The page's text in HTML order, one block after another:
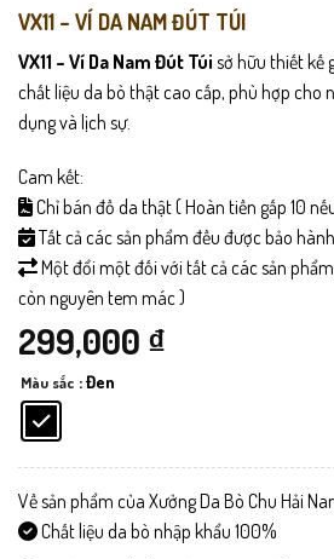
VX11 – VÍ DA NAM ĐÚT TÚI
VX11 – Ví Da Nam Đút Túi sở hữu thiết kế
chất liệu da bò thật cao cấp, phù hợp cho
dụng và lịch sự.
Cam kết:
Chỉ bán đồ da thật ( Hoàn tiền gấp 10
Tất cả các sản phẩm đều được bảo
Một đổi một đối với tất cả các sản
còn nguyên tem mác )
299,000 ₫
Màu sắc : Đen
Về sản phẩm của Xưởng Da Bò Chu Hải
Chất liệu da bò nhập khẩu 100%